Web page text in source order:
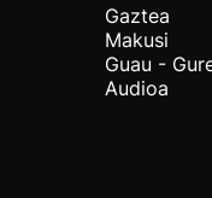
Gaztea
Makusi
Guau -
Audioa